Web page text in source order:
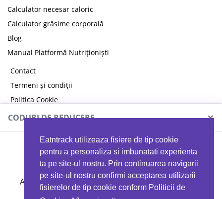
Eatntrack utilizeaza fisiere de tip cookie
pentru a personaliza si imbunatati experienta
ta pe site-ul nostru. Prin continuarea navigarii
pe site-ul nostru confirmi acceptarea utilizarii
fisierelor de tip cookie conform Politicii de
Calculator necesar caloric
Calculator grăsime corporală
Blog
Manual Platformă Nutriționiști
Contact
Termeni și condiții
Politica Cookie
Politica de confidențialitate
CODURI DE REDUCERE ×
MYPROTEIN
Ai 40%reducere la orice comandă folosind codul
EATTRACK